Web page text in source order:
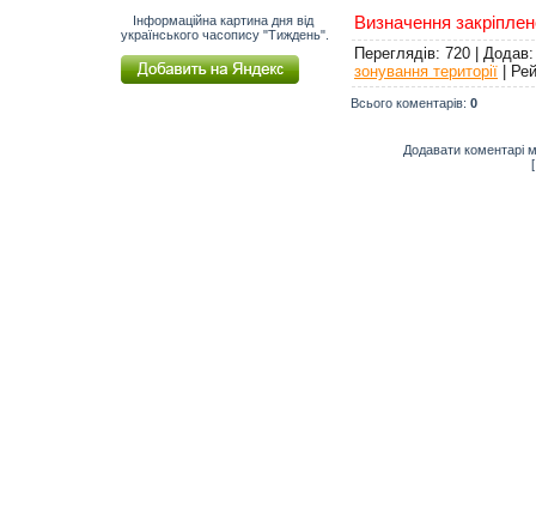
Інформаційна картина дня від
українського часопису "Тиждень".
Визначення
Переглядів: 720 | Додав
зонування території |
Всього коментарів: 0
Додавати коментарі